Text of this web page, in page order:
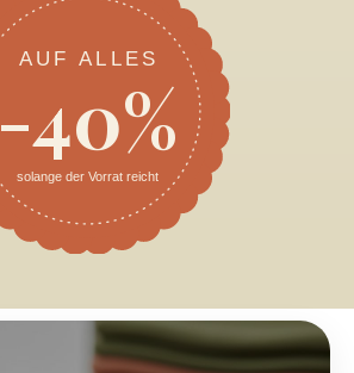
AUF ALLES
-40%
solange der Vorrat reicht